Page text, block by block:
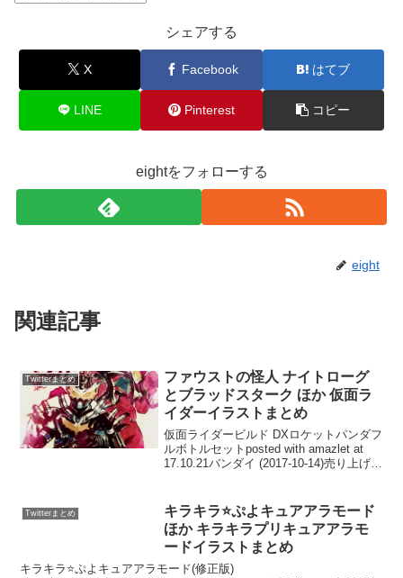
シェアする
X Facebook はてブ
LINE Pinterest コピー
eightをフォローする
eight
関連記事
Twitterまとめ
ファウストの怪人 ナイトローグ
とブラッドスターク ほか 仮面ラ
イダーイラストまとめ
仮面ライダービルド DXロケットパンダフ
ルボトルセットposted with amazlet at
17.10.21バンダイ (2017-10-14)売り上げラ
Twitterまとめ
キラキラ⭐️ぷよキュアアラモード
ほか キラキラプリキュアアラモ
ードイラストまとめ
キラキラ⭐️ぷよキュアアラモード(修正版)